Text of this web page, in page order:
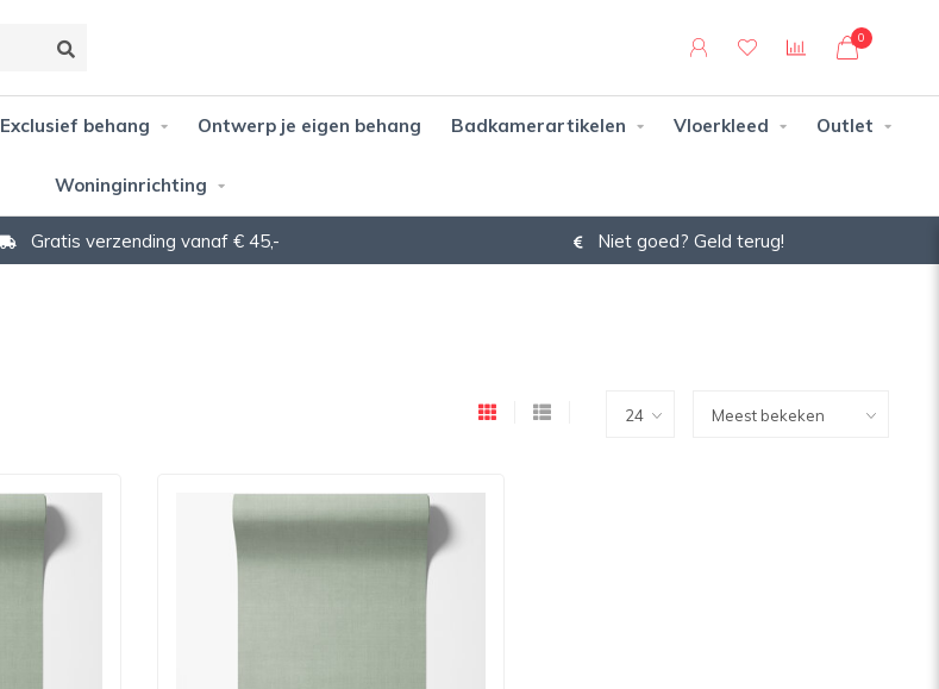
0
Exclusief behang Ontwerp je eigen behang Badkamerartikelen Vloerkleed Outlet
Woninginrichting
Gratis verzending vanaf € 45,- Niet goed? Geld terug!